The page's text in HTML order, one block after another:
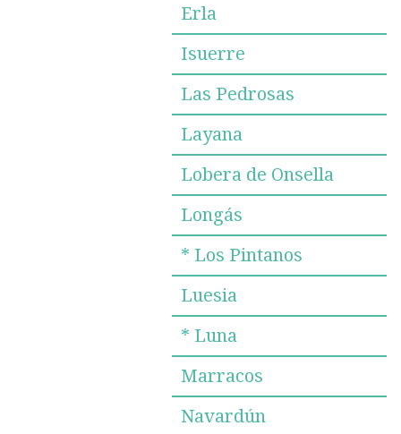
Erla
Isuerre
Las Pedrosas
Layana
Lobera de Onsella
Longás
* Los Pintanos
Luesia
* Luna
Marracos
Navardún